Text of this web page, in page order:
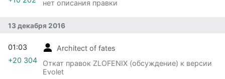
нет описания правки
13 декабря 2016
Architect of fates
Откат правок ZLOFENIХ (обсуждение) к версии
Evolet
01:03
+20 304